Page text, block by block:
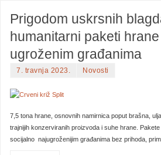
Prigodom uskrsnih
humanitarni paketi
ugroženim građanima
7. travnja 2023. Novosti
7,5 tona hrane, osnovnih namirnica poput brašna,
trajnijih konzerviranih proizvoda i suhe hrane.
socijalno najugroženijim građanima bez prihoda,